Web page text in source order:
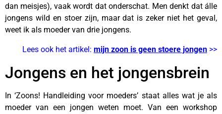
dan meisjes), vaak wordt dat onderschat. Men denkt dat álle
jongens wild en stoer zijn, maar dat is zeker niet het geval,
weet ik als moeder van drie jongens.
Lees ook het artikel: mijn zoon is geen stoere jongen >>
Jongens en het jongensbrein
In ‘Zoons! Handleiding voor moeders’ staat alles wat je als
moeder van een jongen weten moet. Van een workshop